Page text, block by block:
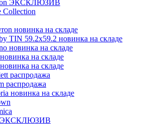
ЭКСКЛЮЗИВ
Collection
новинка на складе
TIN 59.2x59.2 новинка на складе
новинка на складе
на складе
на складе
распродажа
распродажа
новинка на складе
ЭКСКЛЮЗИВ